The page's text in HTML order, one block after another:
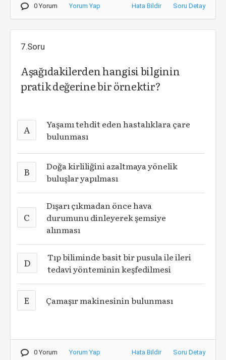
0 Yorum Yorum Yap Hata Bildir Soru Detay
7.Soru
Aşağıdakilerden hangisi bilginin
pratik değerine bir örnektir?
A
Yaşamı tehdit eden hastalıklara çare
bulunması
B
Doğa kirliliğini azaltmaya yönelik
buluşlar yapılması
C
Dışarı çıkmadan önce hava
durumunu dinleyerek şemsiye
alınması
D
Tıp biliminde basit bir pusula ile ileri
tedavi yönteminin keşfedilmesi
E Çamaşır makinesinin bulunması
0 Yorum Yorum Yap Hata Bildir Soru Detay